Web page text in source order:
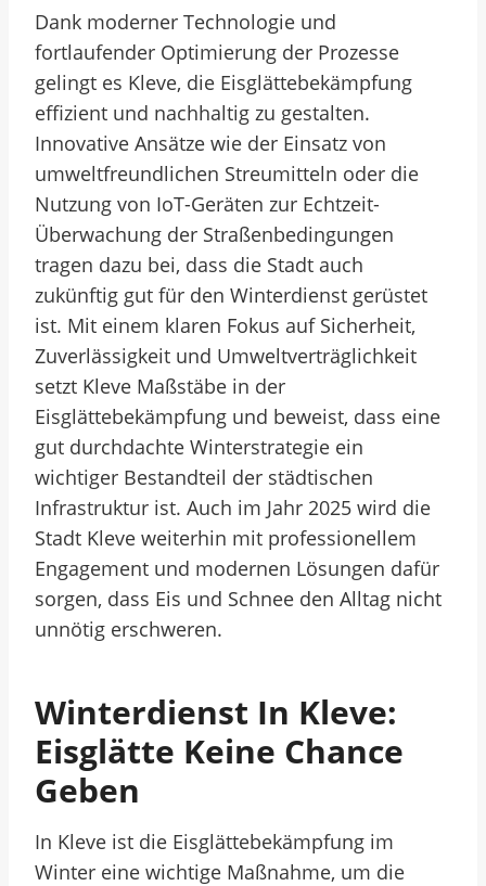
Dank moderner Technologie und
fortlaufender Optimierung der Prozesse
gelingt es Kleve, die Eisglättebekämpfung
effizient und nachhaltig zu gestalten.
Innovative Ansätze wie der Einsatz von
umweltfreundlichen Streumitteln oder die
Nutzung von IoT-Geräten zur Echtzeit-
Überwachung der Straßenbedingungen
tragen dazu bei, dass die Stadt auch
zukünftig gut für den Winterdienst gerüstet
ist. Mit einem klaren Fokus auf Sicherheit,
Zuverlässigkeit und Umweltverträglichkeit
setzt Kleve Maßstäbe in der
Eisglättebekämpfung und beweist, dass eine
gut durchdachte Winterstrategie ein
wichtiger Bestandteil der städtischen
Infrastruktur ist. Auch im Jahr 2025 wird die
Stadt Kleve weiterhin mit professionellem
Engagement und modernen Lösungen dafür
sorgen, dass Eis und Schnee den Alltag nicht
unnötig erschweren.
Winterdienst In Kleve:
Eisglätte Keine Chance
Geben
In Kleve ist die Eisglättebekämpfung im
Winter eine wichtige Maßnahme, um die